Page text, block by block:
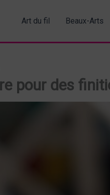
Art du fil Beaux-Arts
pour des